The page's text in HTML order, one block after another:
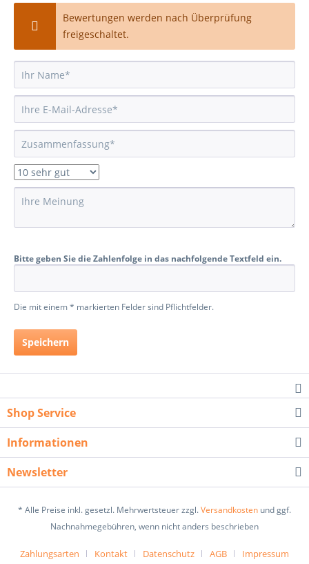
Bewertungen werden nach Überprüfung
freigeschaltet.
Bitte geben Sie die Zahlenfolge in das nachfolgende Textfeld ein.
Die mit einem * markierten Felder sind Pflichtfelder.
Speichern
Shop Service
Informationen
Newsletter
* Alle Preise inkl. gesetzl. Mehrwertsteuer zzgl.Versandkosten und ggf.
Nachnahmegebühren, wenn nicht anders beschrieben
Zahlungsarten Kontakt Datenschutz AGB Impressum